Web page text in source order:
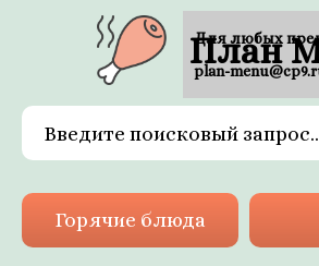
План
Горячие блюда
Для любых
plan-